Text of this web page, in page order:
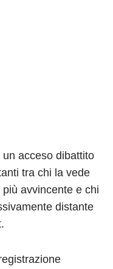
acceso dibattito
tra chi la vede
avvincente e chi
distante